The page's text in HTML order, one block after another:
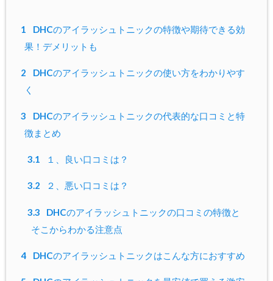
1
DHCのアイラッシュトニックの特徴や期待できる効
果！デメリットも
2
DHCのアイラッシュトニックの使い方をわかりやす
く
3
DHCのアイラッシュトニックの代表的な口コミと特
徴まとめ
3.1 １、良い口コミは？
3.2 ２、悪い口コミは？
3.3
DHCのアイラッシュトニックの口コミの特徴と
そこからわかる注意点
4 DHCのアイラッシュトニックはこんな方におすすめ